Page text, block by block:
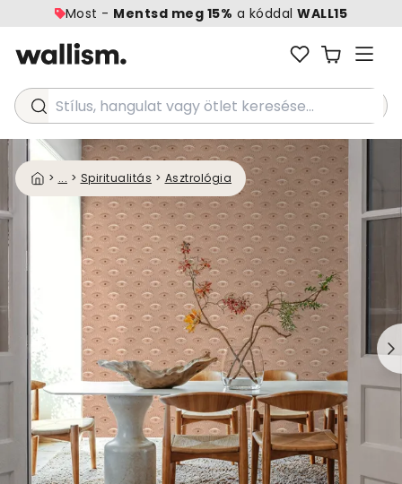
Most - Mentsd meg 15% a kóddalWALL15
Stílus, hangulat vagy ötlet keresése...
> ... > Spiritualitás > Asztrológia